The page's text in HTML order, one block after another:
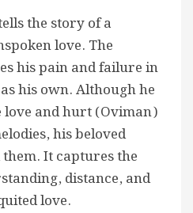
the story of a
love. The
his pain and failure in
his own. Although he
love and hurt (Oviman)
his beloved
It captures the
distance, and
love.